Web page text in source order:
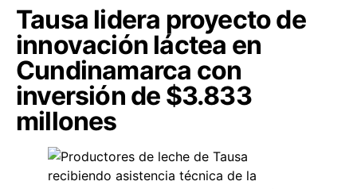
Tausa lidera proyecto de
innovación láctea en
Cundinamarca con
inversión de $3.833
millones